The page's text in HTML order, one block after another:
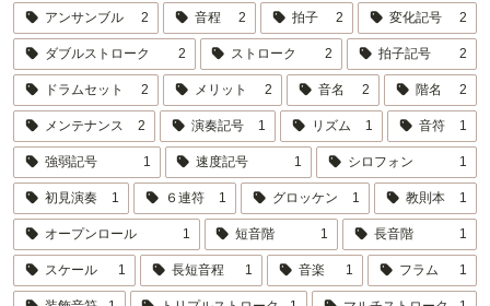
アンサンブル 2 音程 2 拍子 2 変化記号 2
ダブルストローク 2 ストローク 2 拍子記号 2
ドラムセット 2 メリット 2 音名 2 階名 2
メンテナンス 2 演奏記号 1 リズム 1 音符 1
強弱記号 1 速度記号 1 シロフォン 1
初見演奏 1 ６連符 1 グロッケン 1 教則本 1
オープンロール 1 短音階 1 長音階 1
スケール 1 長短音程 1 音楽 1 フラム 1